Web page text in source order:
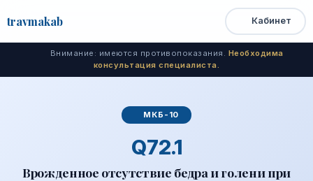
travmakab
Открыть
меню
Быстрый
доступ
Кабинет
Внимание: имеются противопоказания. Необходима
консультация специалиста.
МКБ-10
Q72.1
Врожденное отсутствие бедра и голени при